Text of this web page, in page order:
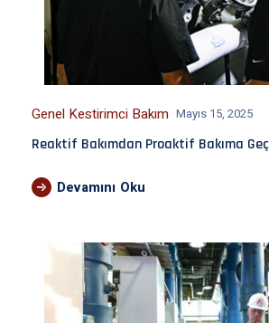
Genel Kestirimci Bakım Mayıs 15, 2025
Reaktif Bakımdan Proaktif Bakıma
Devamını Oku